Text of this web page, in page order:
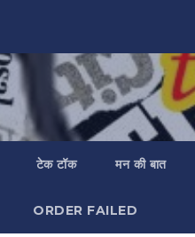
टेक टॉक मन की बात
ORDER FAILED